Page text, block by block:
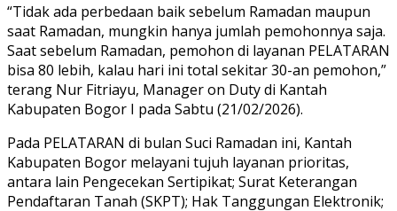
“Tidak ada perbedaan baik sebelum Ramadan maupun
saat Ramadan, mungkin hanya jumlah pemohonnya saja.
Saat sebelum Ramadan, pemohon di layanan PELATARAN
bisa 80 lebih, kalau hari ini total sekitar 30-an pemohon,”
terang Nur Fitriayu, Manager on Duty di Kantah
Kabupaten Bogor I pada Sabtu (21/02/2026).
Pada PELATARAN di bulan Suci Ramadan ini, Kantah
Kabupaten Bogor melayani tujuh layanan prioritas,
antara lain Pengecekan Sertipikat; Surat Keterangan
Pendaftaran Tanah (SKPT); Hak Tanggungan Elektronik;